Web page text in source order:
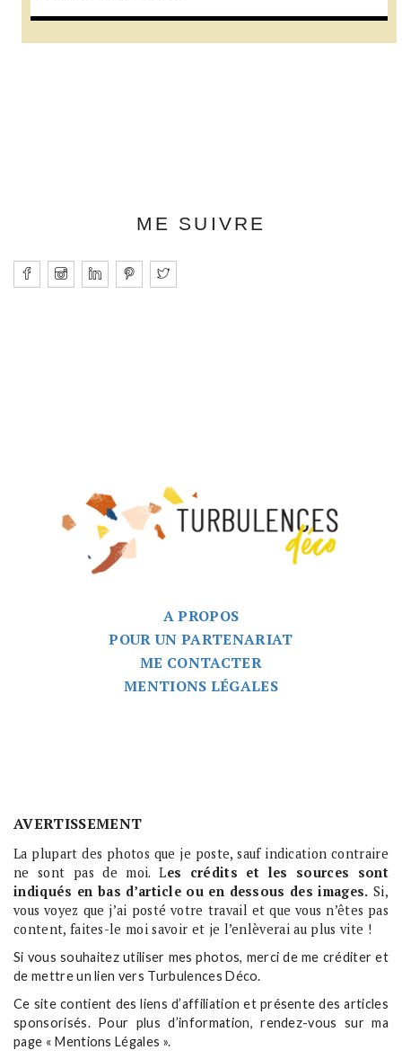
ME SUIVRE
A PROPOS
POUR UN PARTENARIAT
ME CONTACTER
MENTIONS LÉGALES
AVERTISSEMENT
La plupart des photos que je poste, sauf indication contraire
ne sont pas de moi. Les crédits et les sources sont
indiqués en bas d’article ou en dessous des images. Si,
vous voyez que j’ai posté votre travail et que vous n’êtes pas
content, faites-le moi savoir et je l’enlèverai au plus vite !
Si vous souhaitez utiliser mes photos, merci de me créditer et
de mettre un lien vers Turbulences Déco.
Ce site contient des liens d’affiliation et présente des articles
sponsorisés. Pour plus d’information, rendez-vous sur ma
page « Mentions Légales ».